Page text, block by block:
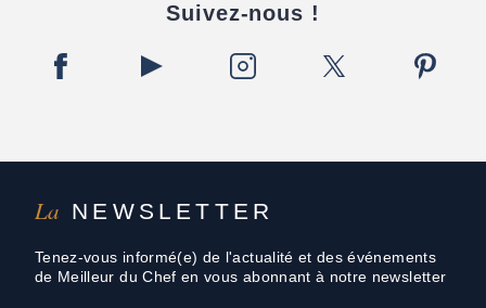
La NEWSLETTER
Tenez-vous informé(e) de l'actualité et des événements
de Meilleur du Chef en vous abonnant à notre newsletter
Suivez-nous !